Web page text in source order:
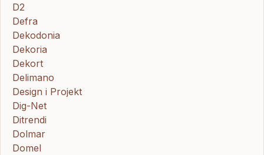
D2
Defra
Dekodonia
Dekoria
Dekort
Delimano
Design i Projekt
Dig-Net
Ditrendi
Dolmar
Domel